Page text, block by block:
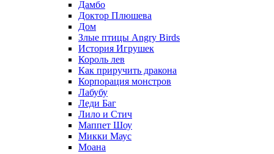
Дамбо
Доктор Плюшева
Дом
Злые птицы Angry Birds
История Игрушек
Король лев
Как приручить дракона
Корпорация монстров
Лабубу
Леди Баг
Лило и Стич
Маппет Шоу
Микки Маус
Моана